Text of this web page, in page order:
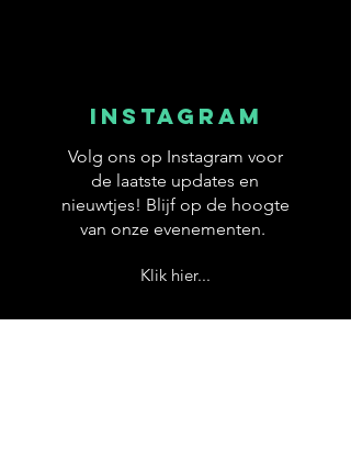
INSTAGRAM
Volg ons op Instagram voor
de laatste updates en
nieuwtjes! Blijf op de hoogte
van onze evenementen.
Klik hier...